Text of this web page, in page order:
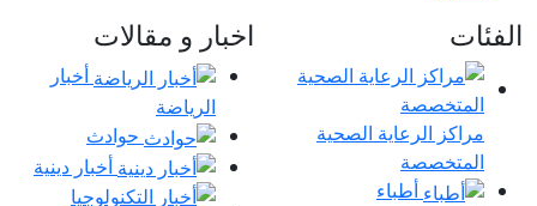
الفئات
مراكز الرعاية الصحية
المتخصصة
أطباء
اخبار و مقالات
أخبار
الرياضة
حوادث
أخبار دينية